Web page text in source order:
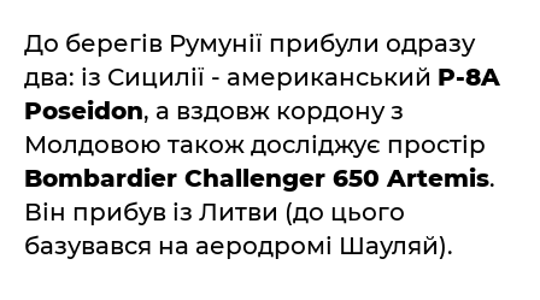
До берегів Румунії прибули одразу
два: із Сицилії - американський P-8A
Poseidon, а вздовж кордону з
Молдовою також досліджує простір
Bombardier Challenger 650 Artemis.
Він прибув із Литви (до цього
базувався на аеродромі Шауляй).